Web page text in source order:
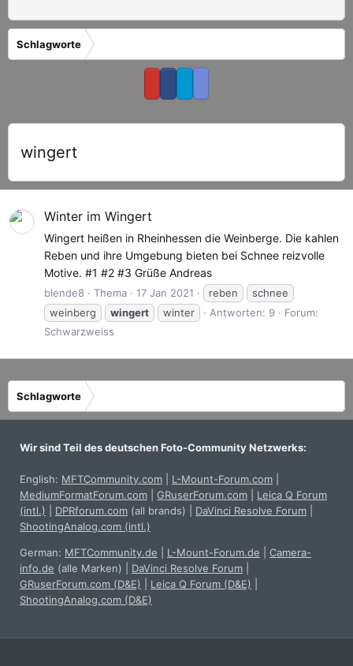
Schlagworte
wingert
Winter im Wingert
Wingert heißen in Rheinhessen die Weinberge. Die kahlen
Reben und ihre Umgebung bieten bei Schnee reizvolle
Motive. #1 #2 #3 Grüße Andreas
blende8 Thema 17 Jan 2021 reben
schnee
weinberg
wingert winter Antworten: 9
Forum:
Schwarzweiss
Schlagworte
Wir sind Teil des deutschen Foto-Community Netzwerks:
English: MFTCommunity.com L-Mount-Forum.com
MediumFormatForum.com
GRuserForum.com
Leica Q Forum
(intl.)
DPRforum.com (all brands) DaVinci Resolve Forum
ShootingAnalog.com (intl.)
German: MFTCommunity.de L-Mount-Forum.de
Camera-
info.de (alle Marken) DaVinci Resolve Forum
GRuserForum.com (D&E)
Leica Q Forum (D&E)
ShootingAnalog.com (D&E)